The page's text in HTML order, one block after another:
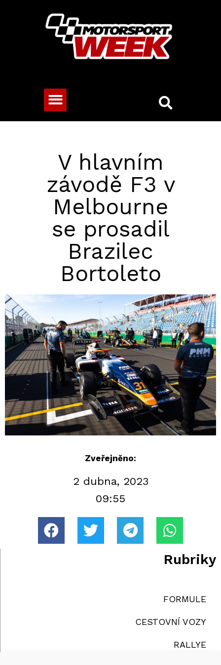
V hlavním
závodě F3 v
Melbourne
se prosadil
Brazilec
Bortoleto
Zveřejněno:
2 dubna, 2023
09:55
Rubriky
FORMULE
CESTOVNÍ VOZY
RALLYE